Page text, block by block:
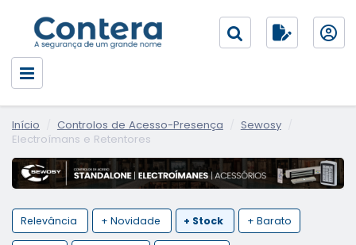
Início Controlos de Acesso-Presença
Sewosy
Electroímans e Retentores
Relevância + Novidade + Stock + Barato